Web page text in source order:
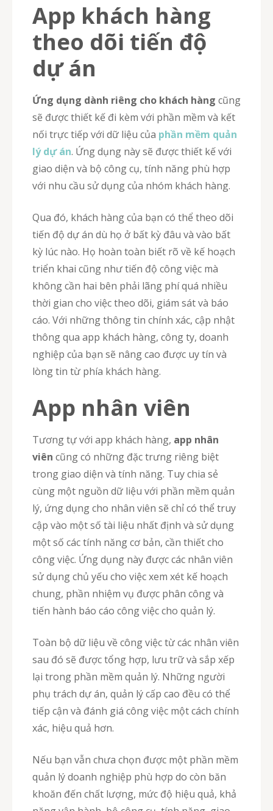
App khách hàng
theo dõi tiến độ
dự án
Ứng dụng dành riêng cho khách hàng cũng
sẽ được thiết kế đi kèm với phần mềm và kết
nối trực tiếp với dữ liệu của phần mềm quản
lý dự án. Ứng dụng này sẽ được thiết kế với
giao diện và bộ công cụ, tính năng phù hợp
với nhu cầu sử dụng của nhóm khách hàng.
Qua đó, khách hàng của bạn có thể theo dõi
tiến độ dự án dù họ ở bất kỳ đâu và vào bất
kỳ lúc nào. Họ hoàn toàn biết rõ về kế hoạch
triển khai cũng như tiến độ công việc mà
không cần hai bên phải lãng phí quá nhiều
thời gian cho việc theo dõi, giám sát và báo
cáo. Với những thông tin chính xác, cập nhật
thông qua app khách hàng, công ty, doanh
nghiệp của bạn sẽ nâng cao được uy tín và
lòng tin từ phía khách hàng.
App nhân viên
Tương tự với app khách hàng, app nhân
viên cũng có những đặc trưng riêng biệt
trong giao diện và tính năng. Tuy chia sẻ
cùng một nguồn dữ liệu với phần mềm quản
lý, ứng dụng cho nhân viên sẽ chỉ có thể truy
cập vào một số tài liệu nhất định và sử dụng
một số các tính năng cơ bản, cần thiết cho
công việc. Ứng dụng này được các nhân viên
sử dụng chủ yếu cho việc xem xét kế hoạch
chung, phần nhiệm vụ được phân công và
tiến hành báo cáo công việc cho quản lý.
Toàn bộ dữ liệu về công việc từ các nhân viên
sau đó sẽ được tổng hợp, lưu trữ và sắp xếp
lại trong phần mềm quản lý. Những người
phụ trách dự án, quản lý cấp cao đều có thể
tiếp cận và đánh giá công việc một cách chính
xác, hiệu quả hơn.
Nếu bạn vẫn chưa chọn được một phần mềm
quản lý doanh nghiệp phù hợp do còn băn
khoăn đến chất lượng, mức độ hiệu quả, khả